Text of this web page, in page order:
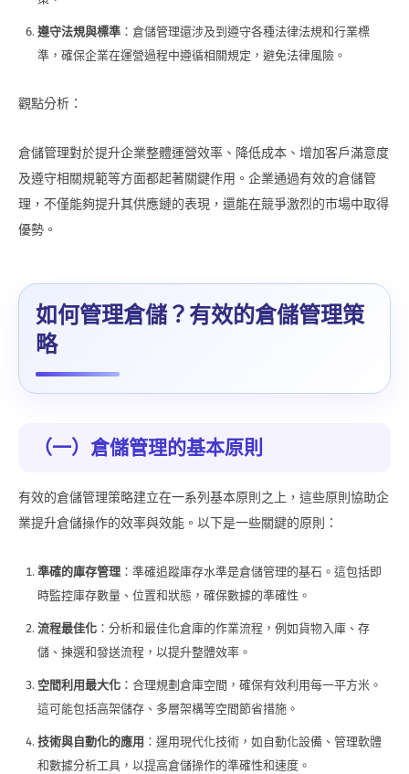
遵守法規與標準 ：倉儲管理還涉及到遵守各種法律法規和行業標
準，確保企業在運營過程中遵循相關規定，避免法律風險。
觀點分析：
倉儲管理對於提升企業整體運營效率、降低成本、增加客戶滿意度
及遵守相關規範等方面都起著關鍵作用。企業通過有效的倉儲管
理，不僅能夠提升其供應鏈的表現，還能在競爭激烈的市場中取得
優勢。
如何管理倉儲？有效的倉儲管理策
略
（一）倉儲管理的基本原則
有效的倉儲管理策略建立在一系列基本原則之上，這些原則協助企
業提升倉儲操作的效率與效能。以下是一些關鍵的原則：
準確的庫存管理 ：準確追蹤庫存水準是倉儲管理的基石。這包括即
時監控庫存數量、位置和狀態，確保數據的準確性。
流程最佳化 ：分析和最佳化倉庫的作業流程，例如貨物入庫、存
儲、揀選和發送流程，以提升整體效率。
空間利用最大化 ：合理規劃倉庫空間，確保有效利用每一平方米。
這可能包括高架儲存、多層架構等空間節省措施。
技術與自動化的應用 ：運用現代化技術，如自動化設備、管理軟體
和數據分析工具，以提高倉儲操作的準確性和速度。